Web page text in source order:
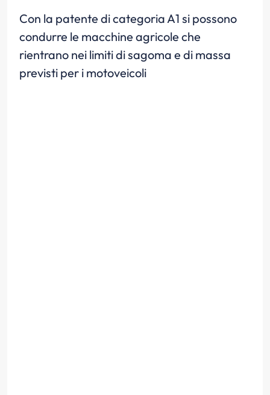
Con la patente di categoria A1 si possono
condurre le macchine agricole che
rientrano nei limiti di sagoma e di massa
previsti per i motoveicoli